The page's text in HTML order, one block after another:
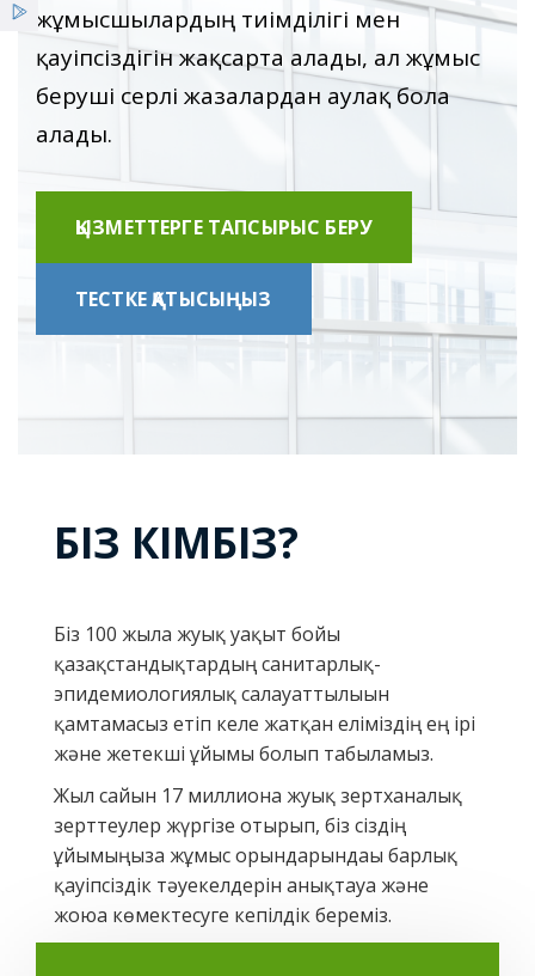
Қызметтер
Жеңілдіктер
Жаңалықтар
жұмысшылардың тиімділігі мен
қауіпсіздігін жақсарта алады, ал жұмыс
беруші әсерлі жазалардан аулақ бола
алады.
ҚЫЗМЕТТЕРГЕ ТАПСЫРЫС БЕРУ
ТЕСТКЕ ҚАТЫСЫҢЫЗ
БІЗ КІМБІЗ?
Біз 100 жылға жуық уақыт бойы
қазақстандықтардың санитарлық-
эпидемиологиялық салауаттылығын
қамтамасыз етіп келе жатқан еліміздің ең ірі
және жетекші ұйымы болып табыламыз.
Жыл сайын 17 миллионға жуық зертханалық
зерттеулер жүргізе отырып, біз сіздің
ұйымыңызға жұмыс орындарындағы барлық
қауіпсіздік тәуекелдерін анықтауға және
жоюға көмектесуге кепілдік береміз.